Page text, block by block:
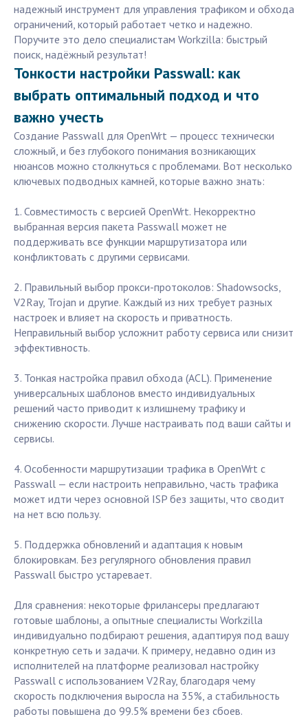
надежный инструмент для управления трафиком и обхода
ограничений, который работает четко и надежно.
Поручите это дело специалистам Workzilla: быстрый
поиск, надёжный результат!
Тонкости настройки Passwall: как
выбрать оптимальный подход и что
важно учесть
Создание Passwall для OpenWrt — процесс технически
сложный, и без глубокого понимания возникающих
нюансов можно столкнуться с проблемами. Вот несколько
ключевых подводных камней, которые важно знать:
1. Совместимость с версией OpenWrt. Некорректно
выбранная версия пакета Passwall может не
поддерживать все функции маршрутизатора или
конфликтовать с другими сервисами.
2. Правильный выбор прокси-протоколов: Shadowsocks,
V2Ray, Trojan и другие. Каждый из них требует разных
настроек и влияет на скорость и приватность.
Неправильный выбор усложнит работу сервиса или снизит
эффективность.
3. Тонкая настройка правил обхода (ACL). Применение
универсальных шаблонов вместо индивидуальных
решений часто приводит к излишнему трафику и
снижению скорости. Лучше настраивать под ваши сайты и
сервисы.
4. Особенности маршрутизации трафика в OpenWrt с
Passwall — если настроить неправильно, часть трафика
может идти через основной ISP без защиты, что сводит
на нет всю пользу.
5. Поддержка обновлений и адаптация к новым
блокировкам. Без регулярного обновления правил
Passwall быстро устаревает.
Для сравнения: некоторые фрилансеры предлагают
готовые шаблоны, а опытные специалисты Workzilla
индивидуально подбирают решения, адаптируя под вашу
конкретную сеть и задачи. К примеру, недавно один из
исполнителей на платформе реализовал настройку
Passwall с использованием V2Ray, благодаря чему
скорость подключения выросла на 35%, а стабильность
работы повышена до 99.5% времени без сбоев.